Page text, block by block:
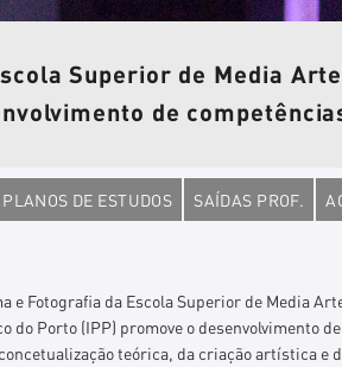
Superior de Media
de
PLANOS DE ESTUDOS SAÍDAS PROF.
e Fotografia da Escola Superior de Media
do Porto (IPP) promove o desenvolvimento
teórica, da criação artística e